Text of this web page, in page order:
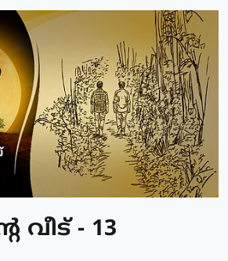
വീട് - 13